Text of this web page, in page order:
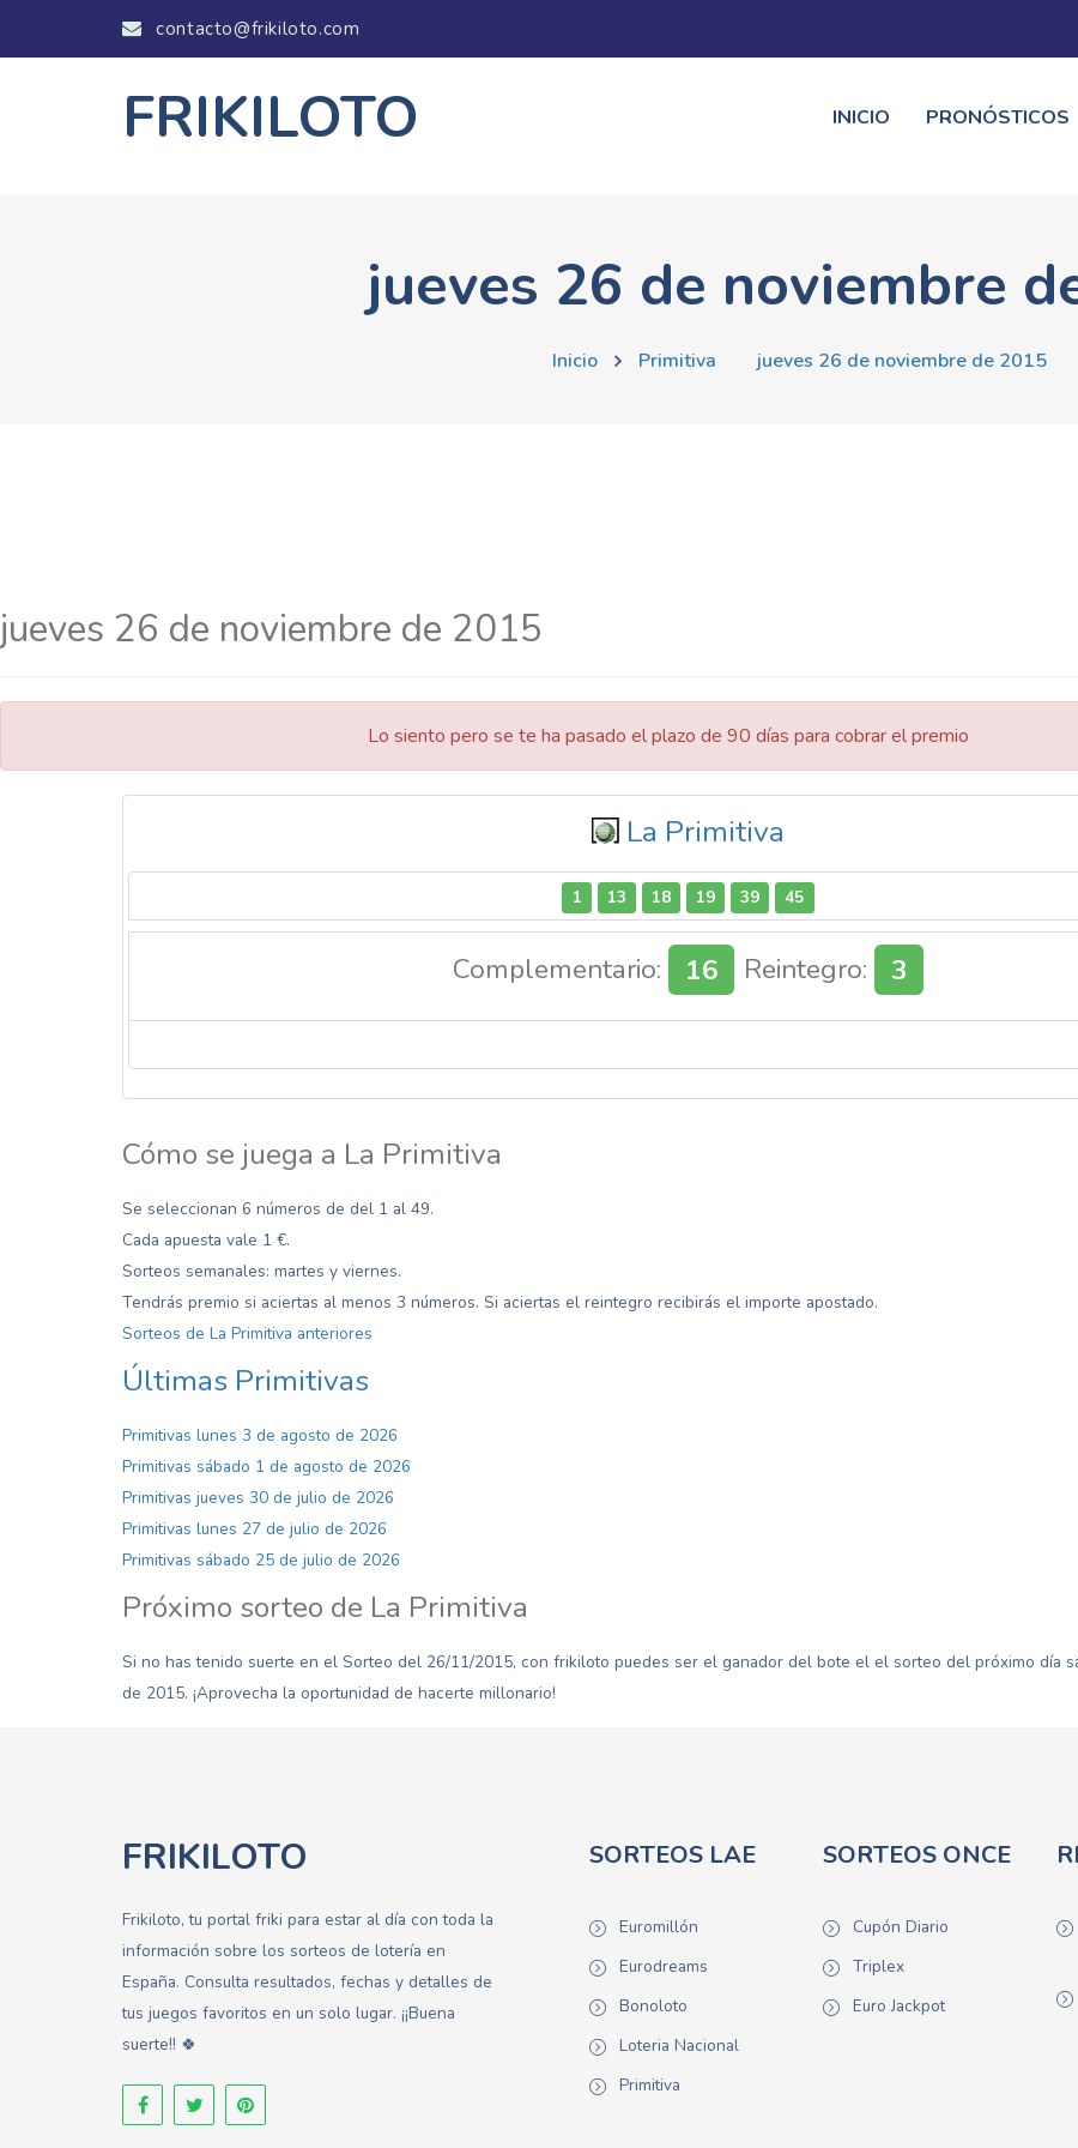
contacto@frikiloto.com
FRIKILOTO INICIO PRONÓSTICOS
jueves 26 de noviembre
Inicio Primitiva jueves 26 de noviembre de 2015
jueves 26 de noviembre de 2015
Lo siento pero se te ha pasado el plazo de 90 días para cobrar el premio
La Primitiva
1 13 18 19 39 45
Complementario: 16 Reintegro: 3
Cómo se juega a La Primitiva
Se seleccionan 6 números de del 1 al 49.
Cada apuesta vale 1 €.
Sorteos semanales: martes y viernes.
Tendrás premio si aciertas al menos 3 números. Si aciertas el reintegro recibirás el importe apostado.
Sorteos de La Primitiva anteriores
Últimas Primitivas
Primitivas lunes 3 de agosto de 2026
Primitivas sábado 1 de agosto de 2026
Primitivas jueves 30 de julio de 2026
Primitivas lunes 27 de julio de 2026
Primitivas sábado 25 de julio de 2026
Próximo sorteo de La Primitiva
Si no has tenido suerte en el Sorteo del 26/11/2015, con frikiloto puedes ser el ganador del bote el el sorteo del próximo día
de 2015. ¡Aprovecha la oportunidad de hacerte millonario!
FRIKILOTO
Frikiloto, tu portal friki para estar al día con toda la
información sobre los sorteos de lotería en
España. Consulta resultados, fechas y detalles de
tus juegos favoritos en un solo lugar. ¡¡Buena
suerte!! 🍀
SORTEOS LAE
Euromillón
Eurodreams
Bonoloto
Loteria Nacional
Primitiva
SORTEOS ONCE
Cupón Diario
Triplex
Euro Jackpot